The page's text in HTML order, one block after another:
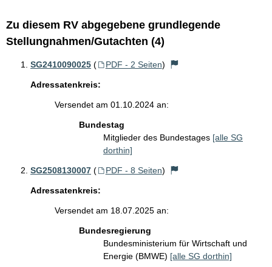
Zu diesem RV abgegebene grundlegende
Stellungnahmen/Gutachten (4)
SG2410090025 ( PDF - 2 Seiten)
Adressatenkreis:
Versendet am 01.10.2024 an:
Bundestag
Mitglieder des Bundestages [alle SG
dorthin]
SG2508130007 ( PDF - 8 Seiten)
Adressatenkreis:
Versendet am 18.07.2025 an:
Bundesregierung
Bundesministerium für Wirtschaft und
Energie (BMWE) [alle SG dorthin]